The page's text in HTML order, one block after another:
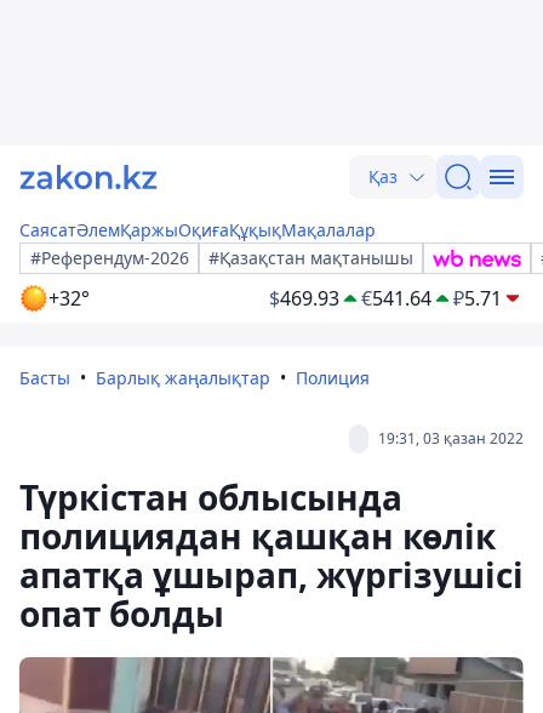
Қаз
СаясатӘлемҚаржыОқиғаҚұқықМақалалар
#Референдум-2026
#Қазақстан мақтанышы
+32° $469.93 €541.64 ₽5.71
Басты Барлық жаңалықтар Полиция
19:31, 03 қазан 2022
Түркістан облысында
полициядан қашқан көлік
апатқа ұшырап, жүргізушісі
опат болды